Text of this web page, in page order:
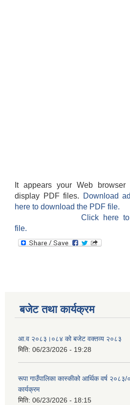
It appears your Web
display PDF files.
Download
here to download the PDF file.
Click here
file.
बजेट तथा कार्यक्रम
आ.व २०८३।०८४ को बजेट वक्तव्य २०८३
मिति: 06/23/2026 - 19:28
रूपा गाउँपालिका कास्कीको आर्थिक वर्ष २०८३/
कार्यक्रम
मिति: 06/23/2026 - 18:15